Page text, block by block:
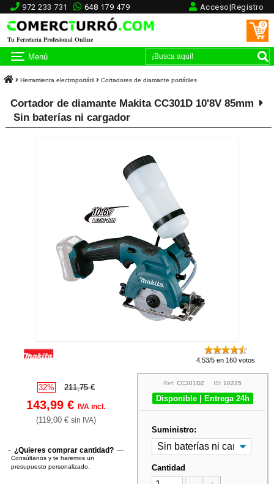
972 233 731 648 179 479 Acceso|Registro
Tu Ferretería Profesional Online
0
Menú
Herramienta electroportátil Cortadores de diamante portátiles
Cortador de diamante Makita CC301D 10'8V 85mm
Sin baterías ni cargador
4.53/5 en 160 votos
32% 211,75 €
143,99 €IVA incl.
(119,00 € sin IVA)
¿Quieres comprar cantidad?
Consúltanos y te haremos un
presupuesto personalizado.
Ref:CC301DZ ID:10225
Disponible | Entrega 24h
Suministro:
Cantidad